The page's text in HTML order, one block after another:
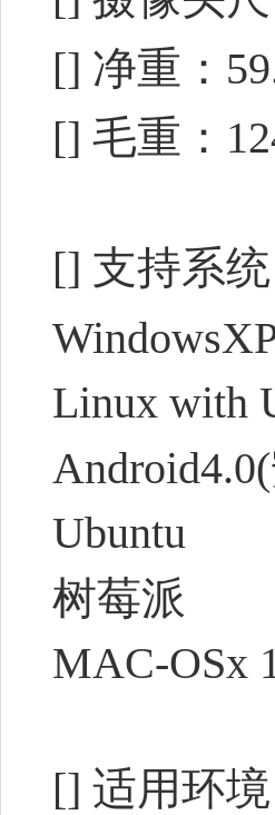
[] 净重：
[] 毛重：
[] 支持系统
Linux with
Ubuntu
树莓派
MAC-OSx
[] 适用环